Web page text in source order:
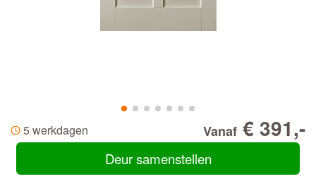
5 werkdagen Vanaf € 391,-
Deur samenstellen